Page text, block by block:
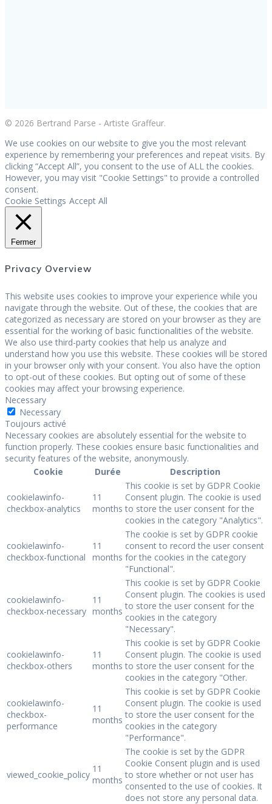
© 2026 Bertrand Parse - Artiste Graffeur.
We use cookies on our website to give you the most relevant
experience by remembering your preferences and repeat visits. By
clicking “Accept All”, you consent to the use of ALL the cookies.
However, you may visit "Cookie Settings" to provide a controlled
consent.
Cookie Settings Accept All
Fermer
Privacy Overview
This website uses cookies to improve your experience while you
navigate through the website. Out of these, the cookies that are
categorized as necessary are stored on your browser as they are
essential for the working of basic functionalities of the website.
We also use third-party cookies that help us analyze and
understand how you use this website. These cookies will be stored
in your browser only with your consent. You also have the option
to opt-out of these cookies. But opting out of some of these
cookies may affect your browsing experience.
Necessary
Necessary
Toujours activé
Necessary cookies are absolutely essential for the website to
function properly. These cookies ensure basic functionalities and
security features of the website, anonymously.
Cookie
Durée Description
cookielawinfo-
checkbox-analytics
11
months
This cookie is set by GDPR Cookie
Consent plugin. The cookie is used
to store the user consent for the
cookies in the category "Analytics".
cookielawinfo-
checkbox-functional
11
months
The cookie is set by GDPR cookie
consent to record the user consent
for the cookies in the category
"Functional".
cookielawinfo-
checkbox-necessary
11
months
This cookie is set by GDPR Cookie
Consent plugin. The cookies is used
to store the user consent for the
cookies in the category
"Necessary".
cookielawinfo-
checkbox-others
11
months
This cookie is set by GDPR Cookie
Consent plugin. The cookie is used
to store the user consent for the
cookies in the category "Other.
cookielawinfo-
checkbox-
performance
11
months
This cookie is set by GDPR Cookie
Consent plugin. The cookie is used
to store the user consent for the
cookies in the category
"Performance".
viewed_cookie_policy
11
months
The cookie is set by the GDPR
Cookie Consent plugin and is used
to store whether or not user has
consented to the use of cookies. It
does not store any personal data.